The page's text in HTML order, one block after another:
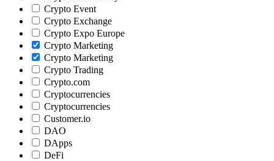
Crypto Event
Crypto Exchange
Crypto Expo Europe
Crypto Marketing
Crypto Marketing
Crypto Trading
Crypto.com
Cryptocurrencies
Cryptocurrencies
Customer.io
DAO
DApps
DeFi